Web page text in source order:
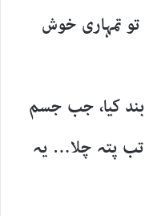
تمہاری خوش
کیا، جب جسم
تب پتہ چلا… یہ